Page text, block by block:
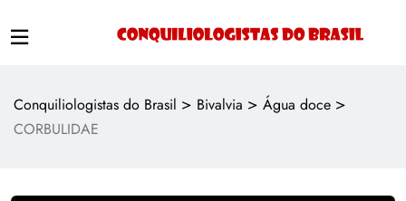
Conquiliologistas do Brasil > Bivalvia > Água doce >
CORBULIDAE